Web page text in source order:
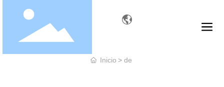
Inicio de